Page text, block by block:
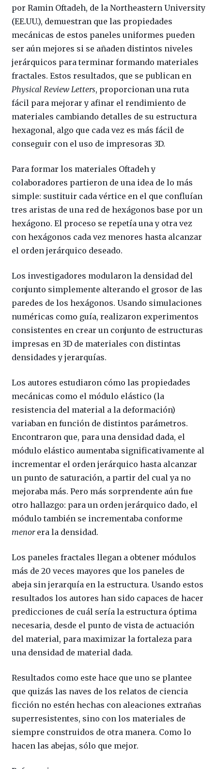
por Ramin Oftadeh, de la Northeastern University
(EE.UU.), demuestran que las propiedades
mecánicas de estos paneles uniformes pueden
ser aún mejores si se añaden distintos niveles
jerárquicos para terminar formando materiales
fractales. Estos resultados, que se publican en
Physical Review Letters, proporcionan una ruta
fácil para mejorar y afinar el rendimiento de
materiales cambiando detalles de su estructura
hexagonal, algo que cada vez es más fácil de
conseguir con el uso de impresoras 3D.
Para formar los materiales Oftadeh y
colaboradores partieron de una idea de lo más
simple: sustituir cada vértice en el que confluían
tres aristas de una red de hexágonos base por un
hexágono. El proceso se repetía una y otra vez
con hexágonos cada vez menores hasta alcanzar
el orden jerárquico deseado.
Los investigadores modularon la densidad del
conjunto simplemente alterando el grosor de las
paredes de los hexágonos. Usando simulaciones
numéricas como guía, realizaron experimentos
consistentes en crear un conjunto de estructuras
impresas en 3D de materiales con distintas
densidades y jerarquías.
Los autores estudiaron cómo las propiedades
mecánicas como el módulo elástico (la
resistencia del material a la deformación)
variaban en función de distintos parámetros.
Encontraron que, para una densidad dada, el
módulo elástico aumentaba significativamente al
incrementar el orden jerárquico hasta alcanzar
un punto de saturación, a partir del cual ya no
mejoraba más. Pero más sorprendente aún fue
otro hallazgo: para un orden jerárquico dado, el
módulo también se incrementaba conforme
menorera la densidad.
Los paneles fractales llegan a obtener módulos
más de 20 veces mayores que los paneles de
abeja sin jerarquía en la estructura. Usando estos
resultados los autores han sido capaces de hacer
predicciones de cuál sería la estructura óptima
necesaria, desde el punto de vista de actuación
del material, para maximizar la fortaleza para
una densidad de material dada.
Resultados como este hace que uno se plantee
que quizás las naves de los relatos de ciencia
ficción no estén hechas con aleaciones extrañas
superresistentes, sino con los materiales de
siempre construidos de otra manera. Como lo
hacen las abejas, sólo que mejor.